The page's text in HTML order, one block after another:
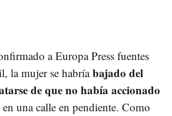
a Europa Press fuentes
la mujer se habríabajado del
de que no había accionado
en una calle en pendiente. Como